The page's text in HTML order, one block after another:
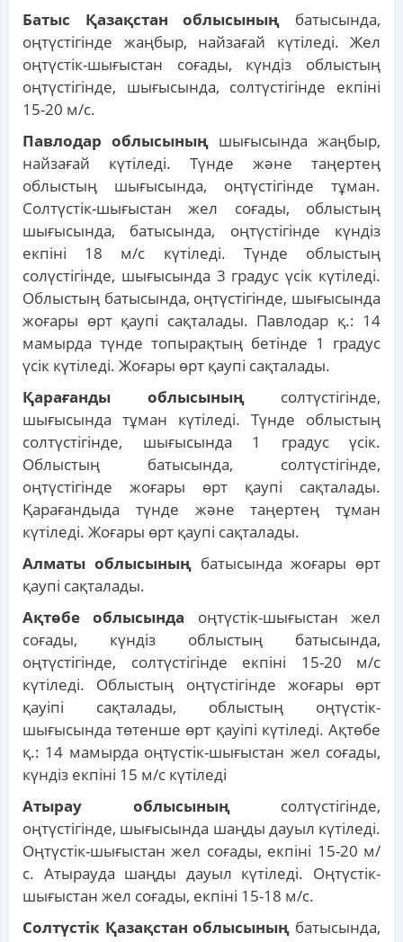
Батыс Қазақстан облысының батысында,
оңтүстігінде жаңбыр, найзағай күтіледі. Жел
оңтүстік-шығыстан соғады, күндіз облыстың
оңтүстігінде, шығысында, солтүстігінде екпіні
15-20 м/с.
Павлодар облысының шығысында жаңбыр,
найзағай күтіледі. Түнде және таңертең
облыстың шығысында, оңтүстігінде тұман.
Солтүстік-шығыстан жел соғады, облыстың
шығысында, батысында, оңтүстігінде күндіз
екпіні 18 м/с күтіледі. Түнде облыстың
солүстігінде, шығысында 3 градус үсік күтіледі.
Облыстың батысында, оңтүстігінде, шығысында
жоғары өрт қаупі сақталады. Павлодар қ.: 14
мамырда түнде топырақтың бетінде 1 градус
үсік күтіледі. Жоғары өрт қаупі сақталады.
Қарағанды облысының солтүстігінде,
шығысында тұман күтіледі. Түнде облыстың
солтүстігінде, шығысында 1 градус үсік.
Облыстың батысында, солтүстігінде,
оңтүстігінде жоғары өрт қаупі сақталады.
Қарағандыда түнде және таңертең тұман
күтіледі. Жоғары өрт қаупі сақталады.
Алматы облысыныңбатысында жоғары өрт
қаупі сақталады.
Ақтөбе облысында оңтүстік-шығыстан жел
соғады, күндіз облыстың батысында,
оңтүстігінде, солтүстігінде екпіні 15-20 м/с
күтіледі. Облыстың оңтүстігінде жоғары өрт
қауіпі сақталады, облыстың оңтүстік-
шығысында төтенше өрт қауіпі күтіледі. Ақтөбе
қ.: 14 мамырда оңтүстік-шығыстан жел соғады,
күндіз екпіні 15 м/с күтіледі
Атырау облысыныңсолтүстігінде,
оңтүстігінде, шығысында шаңды дауыл күтіледі.
Оңтүстік-шығыстан жел соғады, екпіні 15-20 м/
с. Атырауда шаңды дауыл күтіледі. Оңтүстік-
шығыстан жел соғады, екпіні 15-18 м/с.
Солтүстік Қазақстан облысының батысында,